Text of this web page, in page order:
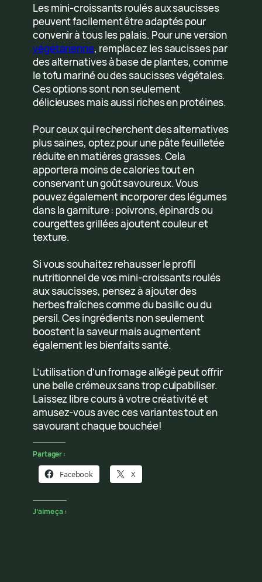
Les mini-croissants roulés aux saucisses
peuvent facilement être adaptés pour
convenir à tous les palais. Pour une version
végétarienne, remplacez les saucisses par
des alternatives à base de plantes, comme
le tofu mariné ou des saucisses végétales.
Ces options sont non seulement
délicieuses mais aussi riches en protéines.
Pour ceux qui recherchent des alternatives
plus saines, optez pour une pâte feuilletée
réduite en matières grasses. Cela
apportera moins de calories tout en
conservant un goût savoureux. Vous
pouvez également incorporer des légumes
dans la garniture : poivrons, épinards ou
courgettes grillées ajoutent couleur et
texture.
Si vous souhaitez rehausser le profil
nutritionnel de vos mini-croissants roulés
aux saucisses, pensez à ajouter des
herbes fraîches comme du basilic ou du
persil. Ces ingrédients non seulement
boostent la saveur mais augmentent
également les bienfaits santé.
L’utilisation d’un fromage allégé peut offrir
une belle crémeux sans trop culpabiliser.
Laissez libre cours à votre créativité et
amusez-vous avec ces variantes tout en
savourant chaque bouchée!
Partager :
Facebook X
J’aime ça :